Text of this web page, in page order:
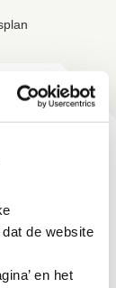
de website
en het
tekst
op de
wij hier de
we